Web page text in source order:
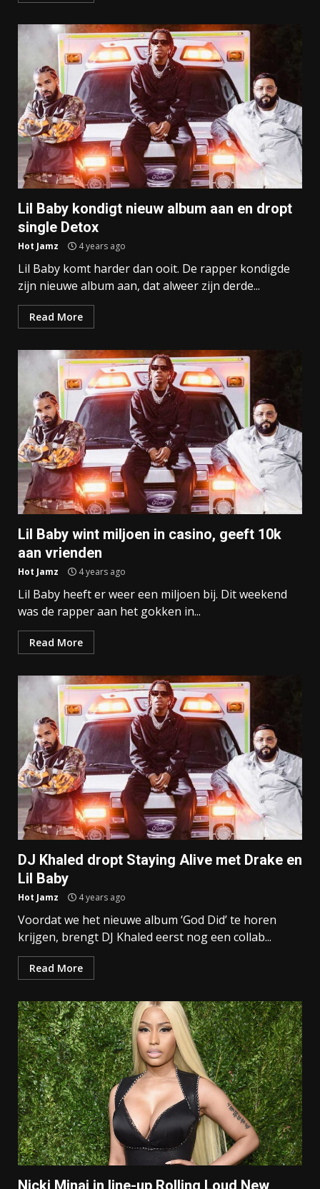
Lil Baby kondigt nieuw album aan en dropt
single Detox
Hot Jamz 4 years ago
Lil Baby komt harder dan ooit. De rapper kondigde
zijn nieuwe album aan, dat alweer zijn derde...
Read More
Lil Baby wint miljoen in casino, geeft 10k
aan vrienden
Hot Jamz 4 years ago
Lil Baby heeft er weer een miljoen bij. Dit weekend
was de rapper aan het gokken in...
Read More
DJ Khaled dropt Staying Alive met Drake en
Lil Baby
Hot Jamz 4 years ago
Voordat we het nieuwe album ‘God Did’ te horen
krijgen, brengt DJ Khaled eerst nog een collab...
Read More